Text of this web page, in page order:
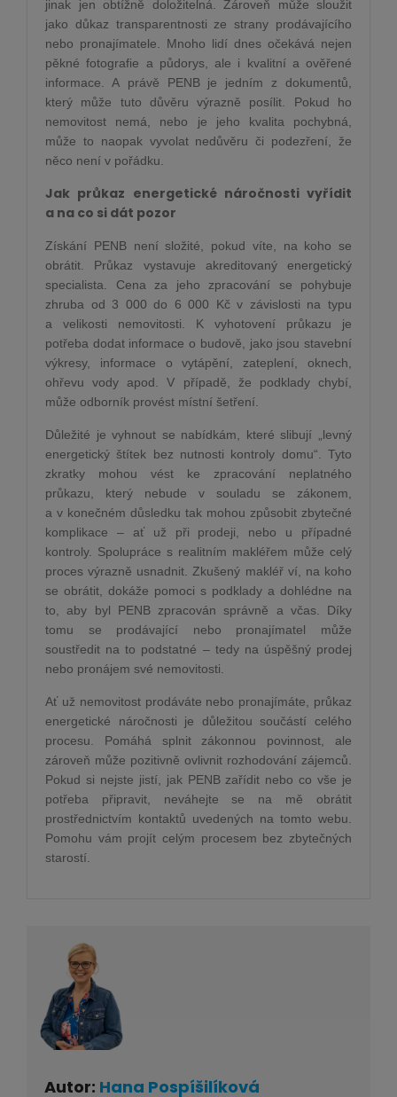
jinak jen obtížně doložitelná. Zároveň může sloužit
jako důkaz transparentnosti ze strany prodávajícího
nebo pronajímatele. Mnoho lidí dnes očekává nejen
pěkné fotografie a půdorys, ale i kvalitní a ověřené
informace. A právě PENB je jedním z dokumentů,
který může tuto důvěru výrazně posílit. Pokud ho
nemovitost nemá, nebo je jeho kvalita pochybná,
může to naopak vyvolat nedůvěru či podezření, že
něco není v pořádku.
Jak průkaz energetické náročnosti vyřídit
a na co si dát pozor
Získání PENB není složité, pokud víte, na koho se
obrátit. Průkaz vystavuje akreditovaný energetický
specialista. Cena za jeho zpracování se pohybuje
zhruba od 3 000 do 6 000 Kč v závislosti na typu
a velikosti nemovitosti. K vyhotovení průkazu je
potřeba dodat informace o budově, jako jsou stavební
výkresy, informace o vytápění, zateplení, oknech,
ohřevu vody apod. V případě, že podklady chybí,
může odborník provést místní šetření.
Důležité je vyhnout se nabídkám, které slibují „levný
energetický štítek bez nutnosti kontroly domu“. Tyto
zkratky mohou vést ke zpracování neplatného
průkazu, který nebude v souladu se zákonem,
a v konečném důsledku tak mohou způsobit zbytečné
komplikace – ať už při prodeji, nebo u případné
kontroly. Spolupráce s realitním makléřem může celý
proces výrazně usnadnit. Zkušený makléř ví, na koho
se obrátit, dokáže pomoci s podklady a dohlédne na
to, aby byl PENB zpracován správně a včas. Díky
tomu se prodávající nebo pronajímatel může
soustředit na to podstatné – tedy na úspěšný prodej
nebo pronájem své nemovitosti.
Ať už nemovitost prodáváte nebo pronajímáte, průkaz
energetické náročnosti je důležitou součástí celého
procesu. Pomáhá splnit zákonnou povinnost, ale
zároveň může pozitivně ovlivnit rozhodování zájemců.
Pokud si nejste jistí, jak PENB zařídit nebo co vše je
potřeba připravit, neváhejte se na mě obrátit
prostřednictvím kontaktů uvedených na tomto webu.
Pomohu vám projít celým procesem bez zbytečných
starostí.
Autor: Hana Pospíšilíková